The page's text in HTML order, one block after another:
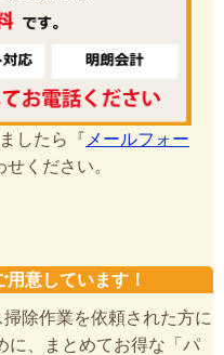
したら『 メールフォー
ください。
意しています！
除作業を依頼された方に
に、まとめてお得な「パ